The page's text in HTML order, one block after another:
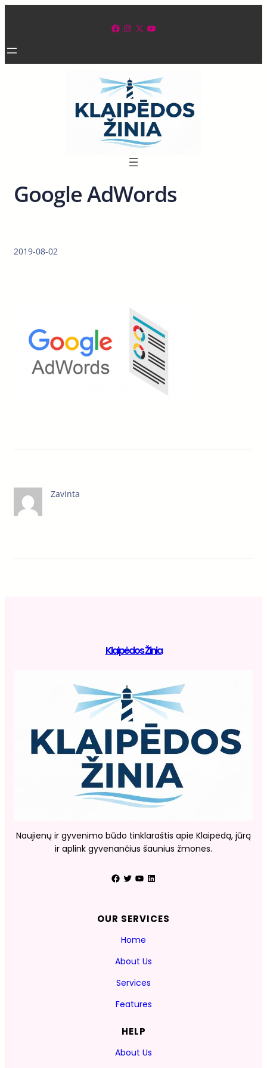
Facebook Instagram X YouTube
Google AdWords
2019-08-02
Zavinta
Klaipėdos Žinia
Naujienų ir gyvenimo būdo tinklaraštis apie Klaipėdą, jūrą
ir aplink gyvenančius šaunius žmones.
Facebook Twitter YouTube LinkedIn
OUR SERVICES
Home
About Us
Services
Features
HELP
About Us